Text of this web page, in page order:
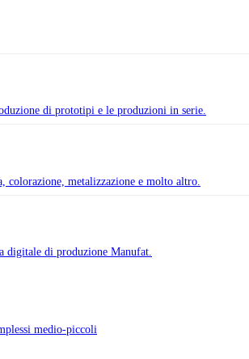
di prototipi e le produzioni in serie.
metalizzazione e molto altro.
digitale di produzione Manufat.
medio-piccoli